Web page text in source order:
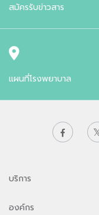
สมัครรับข่าวสาร
แผนที่โรงพยาบาล
บริการ
องค์กร